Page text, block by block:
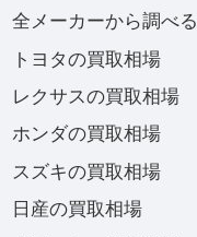
全メーカーから調べる
トヨタの買取相場
レクサスの買取相場
ホンダの買取相場
スズキの買取相場
日産の買取相場